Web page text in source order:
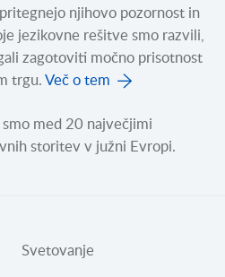
njihovo pozornost in
jezikovne rešitve smo razvili,
zagotoviti močno prisotnost
trgu. Več o tem
smo med 20 največjimi
storitev v južni Evropi.
Svetovanje